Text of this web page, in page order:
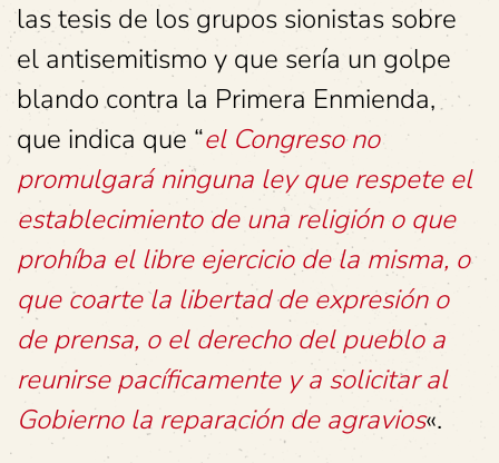
las tesis de los grupos sionistas sobre
el antisemitismo y que sería un golpe
blando contra la Primera Enmienda,
que indica que “el Congreso no
promulgará ninguna ley que respete el
establecimiento de una religión o que
prohíba el libre ejercicio de la misma, o
que coarte la libertad de expresión o
de prensa, o el derecho del pueblo a
reunirse pacíficamente y a solicitar al
Gobierno la reparación de agravios«.